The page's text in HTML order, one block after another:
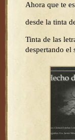
Ahora que te
desde la tinta
Tinta de las
despertando el